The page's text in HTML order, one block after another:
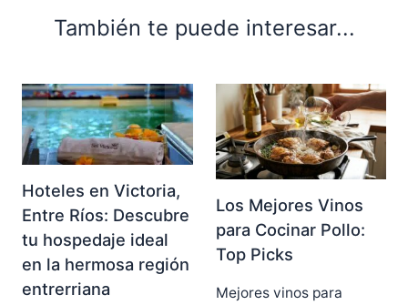
También te puede interesar...
Hoteles en Victoria,
Entre Ríos: Descubre
tu hospedaje ideal
en la hermosa región
entrerriana
Los Mejores Vinos
para Cocinar Pollo:
Top Picks
Mejores vinos para